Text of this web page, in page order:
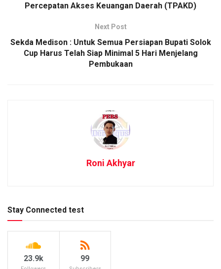
Percepatan Akses Keuangan Daerah (TPAKD)
Next Post
Sekda Medison : Untuk Semua Persiapan Bupati Solok
Cup Harus Telah Siap Minimal 5 Hari Menjelang
Pembukaan
Roni Akhyar
Stay Connected test
23.9k 99